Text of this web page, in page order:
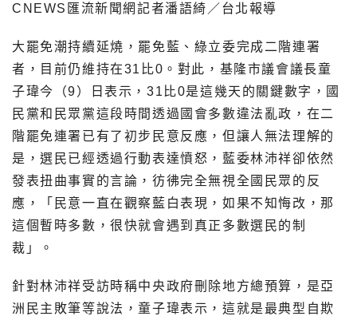
CNEWS匯流新聞網記者潘語綺／台北報導
大罷免潮持續延燒，罷免藍、綠立委完成二階連署
者，目前仍維持在31比0。對此，基隆市議會議長童
子瑋今（9）日表示，31比0是這幾天的關鍵數字，國
民黨和民眾黨這段時間透過國會多數違法亂政，在二
階罷免連署已有了初步民意反應，但讓人無法理解的
是，選民已經透過行動表達憤怒，藍委林沛祥卻依然
發表扭曲事實的言論，彷彿完全無視全國民眾的反
應，「民意一直在觀察藍白表現，如果不知悔改，那
這個暫時多數，很快就會遇到真正多數選民的制
裁」。
針對林沛祥受訪時稱中央政府刪除地方總預算，是亞
洲民主敗筆等說法，童子瑋表示，這就是最典型自欺